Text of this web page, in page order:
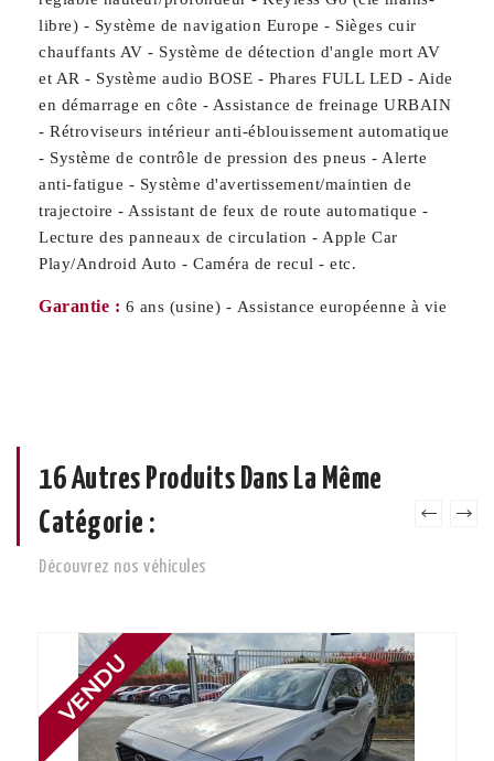
libre) - Système de navigation Europe - Sièges cuir
chauffants AV - Système de détection d'angle mort AV
et AR - Système audio BOSE - Phares FULL LED - Aide
en démarrage en côte - Assistance de freinage URBAIN
- Rétroviseurs intérieur anti-éblouissement automatique
- Système de contrôle de pression des pneus - Alerte
anti-fatigue - Système d'avertissement/maintien de
trajectoire - Assistant de feux de route automatique -
Lecture des panneaux de circulation - Apple Car
Play/Android Auto - Caméra de recul - etc.
Garantie : 6 ans (usine) - Assistance européenne à vie
16 Autres Produits Dans La Même
Catégorie :
Découvrez nos véhicules